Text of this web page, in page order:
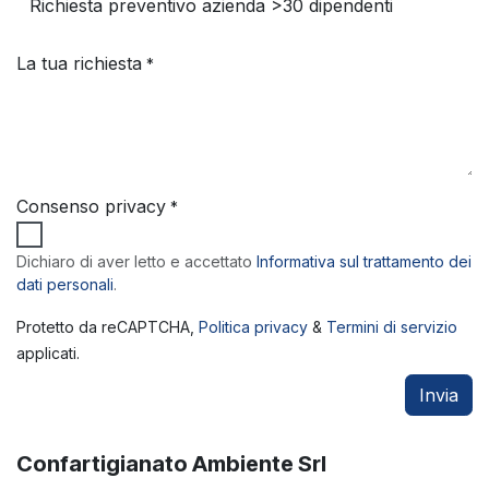
La tua richiesta *
Consenso privacy *
Dichiaro di aver letto e accettato Informativa sul trattamento dei
dati personali.
Protetto da reCAPTCHA, Politica privacy & Termini di servizio
applicati.
Invia
Confartigianato Ambiente Srl